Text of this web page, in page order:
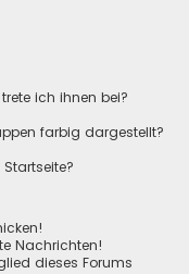
ich ihnen bei?
farbig dargestellt?
Nachrichten!
dieses Forums